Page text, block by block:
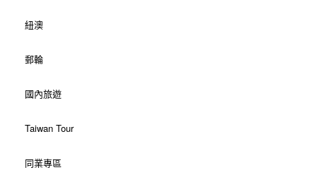
紐澳
郵輪
國內旅遊
Taiwan Tour
同業專區